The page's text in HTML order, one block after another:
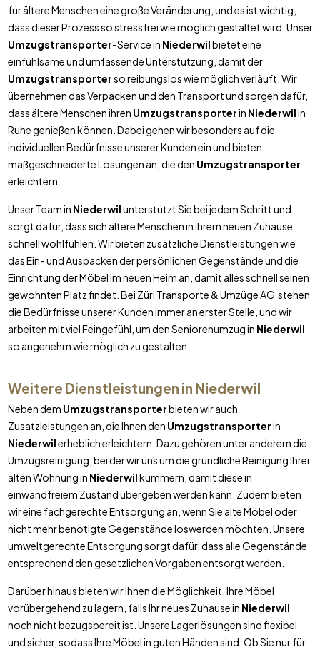
für ältere Menschen eine große Veränderung, und es ist wichtig,
dass dieser Prozess so stressfrei wie möglich gestaltet wird. Unser
Umzugstransporter-Service in Niederwilbietet eine
einfühlsame und umfassende Unterstützung, damit der
Umzugstransporterso reibungslos wie möglich verläuft. Wir
übernehmen das Verpacken und den Transport und sorgen dafür,
dass ältere Menschen ihren Umzugstransporterin Niederwilin
Ruhe genießen können. Dabei gehen wir besonders auf die
individuellen Bedürfnisse unserer Kunden ein und bieten
maßgeschneiderte Lösungen an, die den Umzugstransporter
erleichtern.
Unser Team in Niederwilunterstützt Sie bei jedem Schritt und
sorgt dafür, dass sich ältere Menschen in ihrem neuen Zuhause
schnell wohlfühlen. Wir bieten zusätzliche Dienstleistungen wie
das Ein- und Auspacken der persönlichen Gegenstände und die
Einrichtung der Möbel im neuen Heim an, damit alles schnell seinen
gewohnten Platz findet. Bei Züri Transporte & Umzüge AG stehen
die Bedürfnisse unserer Kunden immer an erster Stelle, und wir
arbeiten mit viel Feingefühl, um den Seniorenumzug in Niederwil
so angenehm wie möglich zu gestalten.
Weitere Dienstleistungen in Niederwil
Neben dem Umzugstransporterbieten wir auch
Zusatzleistungen an, die Ihnen den Umzugstransporterin
Niederwilerheblich erleichtern. Dazu gehören unter anderem die
Umzugsreinigung, bei der wir uns um die gründliche Reinigung Ihrer
alten Wohnung in Niederwilkümmern, damit diese in
einwandfreiem Zustand übergeben werden kann. Zudem bieten
wir eine fachgerechte Entsorgung an, wenn Sie alte Möbel oder
nicht mehr benötigte Gegenstände loswerden möchten. Unsere
umweltgerechte Entsorgung sorgt dafür, dass alle Gegenstände
entsprechend den gesetzlichen Vorgaben entsorgt werden.
Darüber hinaus bieten wir Ihnen die Möglichkeit, Ihre Möbel
vorübergehend zu lagern, falls Ihr neues Zuhause in Niederwil
noch nicht bezugsbereit ist. Unsere Lagerlösungen sind flexibel
und sicher, sodass Ihre Möbel in guten Händen sind. Ob Sie nur für